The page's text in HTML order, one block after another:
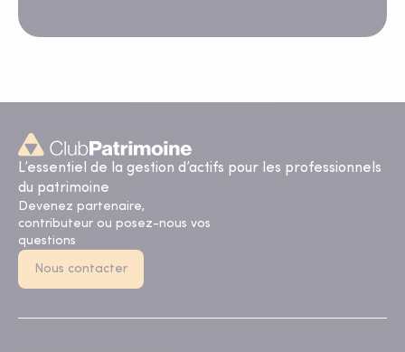
L’essentiel de la gestion d’actifs pour les professionnels
du patrimoine
Devenez partenaire,
contributeur ou posez-nous vos
questions
Nous contacter